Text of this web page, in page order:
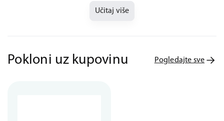
Učitaj više
Pokloni uz kupovinu Pogledajte sve